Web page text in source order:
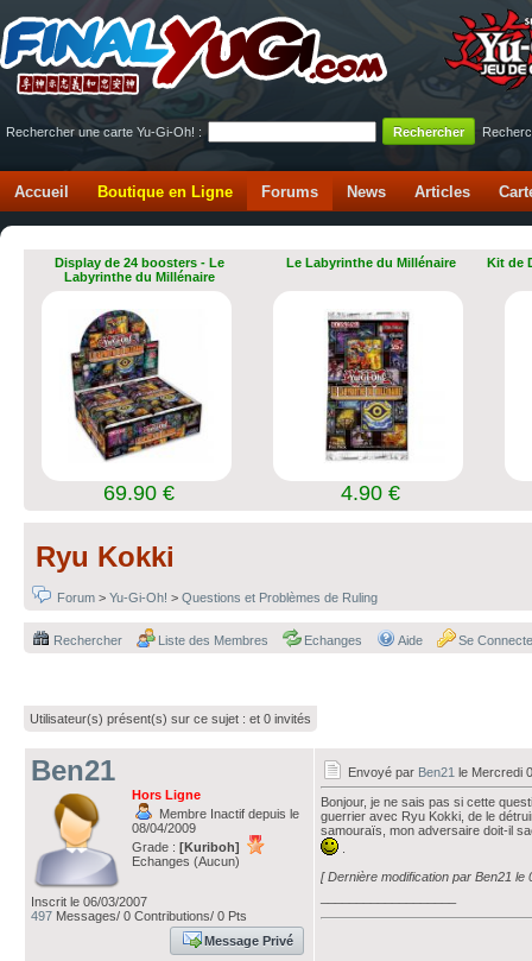
Rechercher une carte Yu-Gi-Oh! :
Accueil Boutique en Ligne Forums News Articles
Display de 24 boosters - Le
Labyrinthe du Millénaire
69.90 €
Le Labyrinthe du Millénaire
4.90 €
Kit de
Ryu Kokki
Forum > Yu-Gi-Oh! > Questions et Problèmes de Ruling
Rechercher Liste des Membres Echanges Aide Se
Utilisateur(s) présent(s) sur ce sujet : et 0 invités
Ben21
Hors Ligne
Membre Inactif depuis le
08/04/2009
Grade : [Kuriboh]
Echanges (Aucun)
Inscrit le 06/03/2007
497 Messages/ 0 Contributions/ 0 Pts
Message Privé
Envoyé par Ben21 le Mercredi
Bonjour, je ne sais pas si cette
guerrier avec Ryu Kokki, de le
samouraïs, mon adversaire doit-il
[ Dernière modification par Ben21 le